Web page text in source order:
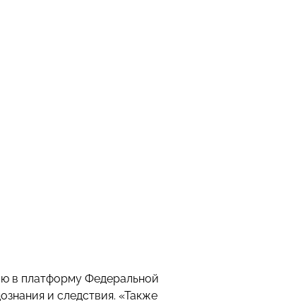
в платформу Федеральной
и следствия. «Также